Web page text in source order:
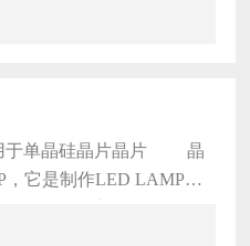
单晶硅晶片晶片 晶
，它是制作LED LAMP。